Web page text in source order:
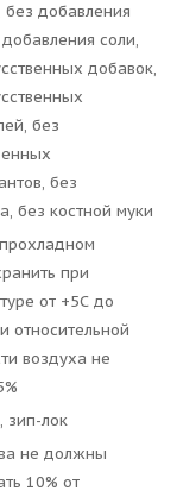
без добавления
соли,
добавок,
без
без
без костной муки
при
от +5С до
относительной
воздуха не
зип-лок
не должны
10% от